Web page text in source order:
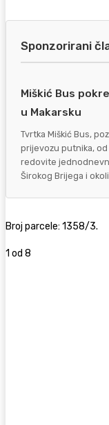
Sponzorirani
Miškić Bus
u Makarsku
Tvrtka Miškić Bus,
prijevozu putnika,
redovite
Širokog Brijega i
Broj parcele: 1358/3.
1 od 8